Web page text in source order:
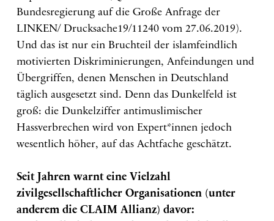
Bundesregierung auf die Große Anfrage der
LINKEN/ Drucksache19/11240 vom 27.06.2019).
Und das ist nur ein Bruchteil der islamfeindlich
motivierten Diskriminierungen, Anfeindungen und
Übergriffen, denen Menschen in Deutschland
täglich ausgesetzt sind. Denn das Dunkelfeld ist
groß: die Dunkelziffer antimuslimischer
Hassverbrechen wird von Expert*innen jedoch
wesentlich höher, auf das Achtfache geschätzt.
Seit Jahren warnt eine Vielzahl
zivilgesellschaftlicher Organisationen (unter
anderem die CLAIM Allianz) davor: